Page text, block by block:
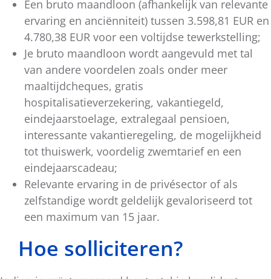
Een bruto maandloon (afhankelijk van relevante
ervaring en anciënniteit) tussen 3.598,81 EUR en
4.780,38 EUR voor een voltijdse tewerkstelling;
Je bruto maandloon wordt aangevuld met tal
van andere voordelen zoals onder meer
maaltijdcheques, gratis
hospitalisatieverzekering, vakantiegeld,
eindejaarstoelage, extralegaal pensioen,
interessante vakantieregeling, de mogelijkheid
tot thuiswerk, voordelig zwemtarief en een
eindejaarscadeau;
Relevante ervaring in de privésector of als
zelfstandige wordt geldelijk gevaloriseerd tot
een maximum van 15 jaar.
Hoe solliciteren?